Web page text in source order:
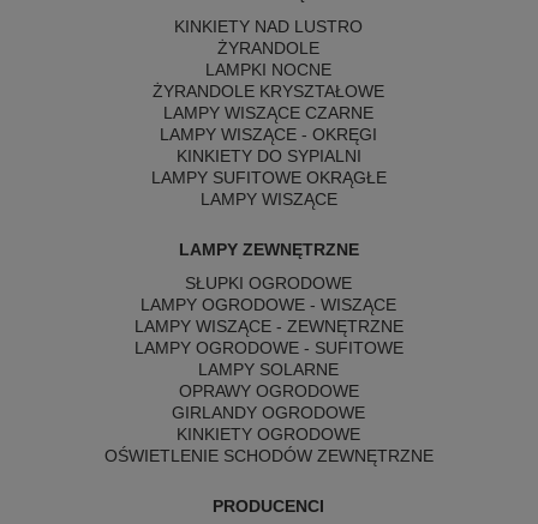
KINKIETY NAD LUSTRO
ŻYRANDOLE
LAMPKI NOCNE
ŻYRANDOLE KRYSZTAŁOWE
LAMPY WISZĄCE CZARNE
LAMPY WISZĄCE - OKRĘGI
KINKIETY DO SYPIALNI
LAMPY SUFITOWE OKRĄGŁE
LAMPY WISZĄCE
LAMPY ZEWNĘTRZNE
SŁUPKI OGRODOWE
LAMPY OGRODOWE - WISZĄCE
LAMPY WISZĄCE - ZEWNĘTRZNE
LAMPY OGRODOWE - SUFITOWE
LAMPY SOLARNE
OPRAWY OGRODOWE
GIRLANDY OGRODOWE
KINKIETY OGRODOWE
OŚWIETLENIE SCHODÓW ZEWNĘTRZNE
PRODUCENCI